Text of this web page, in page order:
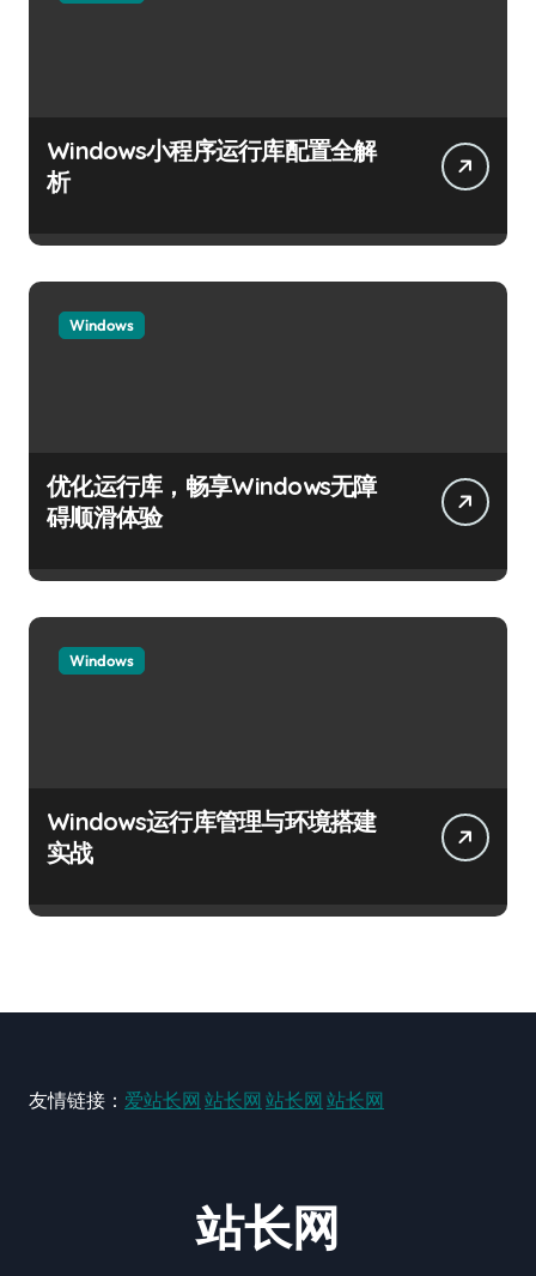
Windows小程序运行库配置全解
析
Windows
优化运行库，畅享Windows无障
碍顺滑体验
Windows
Windows运行库管理与环境搭建
实战
友情链接： 爱站长网 站长网 站长网 站长网
站长网